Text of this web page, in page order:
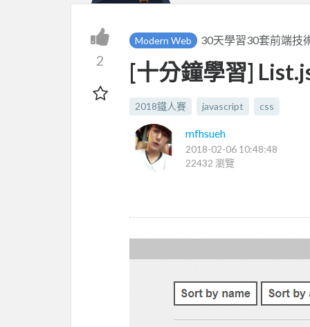
2
Modern Web 30天學習30套前端技
[十分鐘學習]
2018鐵人賽 javascript css
mfhsueh
2018-02-06 10:48:48
22432 瀏覽